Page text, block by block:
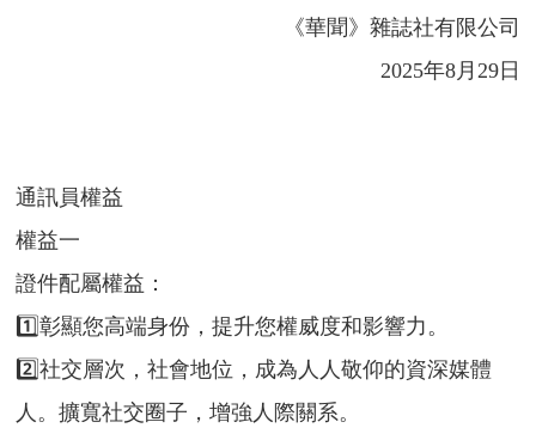
《華聞》雜誌社有限公司
2025年8月29日
通訊員權益
權益一
證件配屬權益：
1️⃣彰顯您高端身份，提升您權威度和影響力。
2️⃣社交層次，社會地位，成為人人敬仰的資深媒體
人。擴寬社交圈子，增強人際關系。